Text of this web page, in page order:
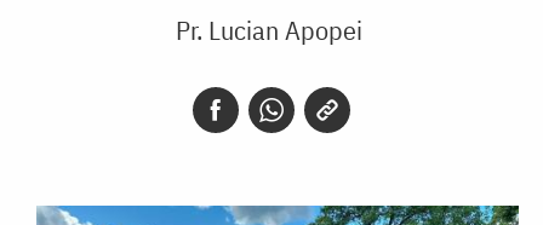
Pr. Lucian Apopei